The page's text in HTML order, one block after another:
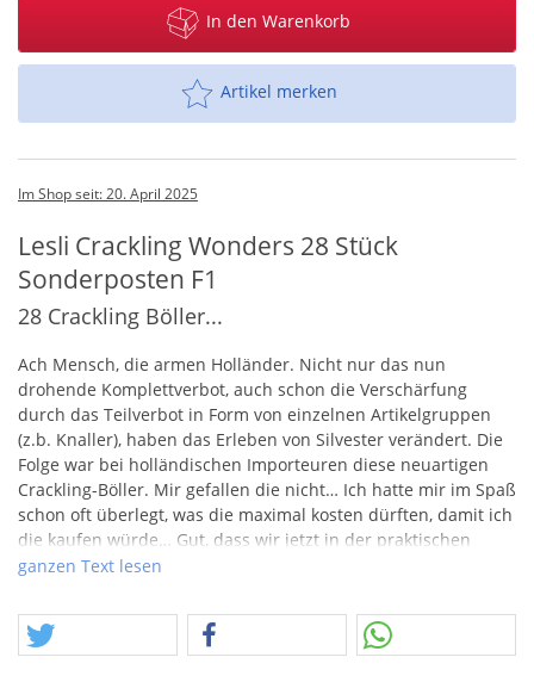
In den Warenkorb
Artikel merken
Im Shop seit: 20. April 2025
Lesli Crackling Wonders 28 Stück
Sonderposten F1
28 Crackling Böller...
Ach Mensch, die armen Holländer. Nicht nur das nun
drohende Komplettverbot, auch schon die Verschärfung
durch das Teilverbot in Form von einzelnen Artikelgruppen
(z.b. Knaller), haben das Erleben von Silvester verändert. Die
Folge war bei holländischen Importeuren diese neuartigen
Crackling-Böller. Mir gefallen die nicht… Ich hatte mir im Spaß
schon oft überlegt, was die maximal kosten dürften, damit ich
die kaufen würde… Gut, dass wir jetzt in der praktischen
Situation sind, dies mit Euch gemeinsam zubeantworten. In
Cent pro Stück ok sind? Würdet Ihr 5 Cent zahlen? Oder doch
auch 10? Vielleicht kann abseits des Preises ja einer was dazu
ganzen Text lesen